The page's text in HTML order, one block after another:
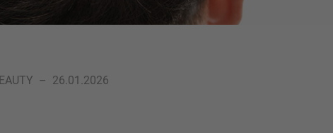
– 26.01.2026